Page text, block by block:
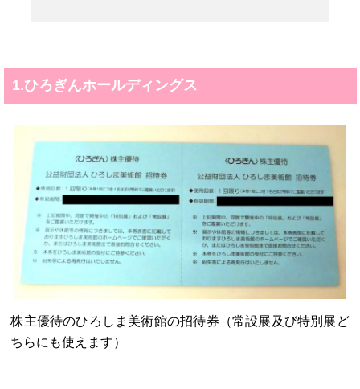
1.ひろぎんホールディングス
株主優待のひろしま美術館の招待券（常設展及び特別展ど
ちらにも使えます）